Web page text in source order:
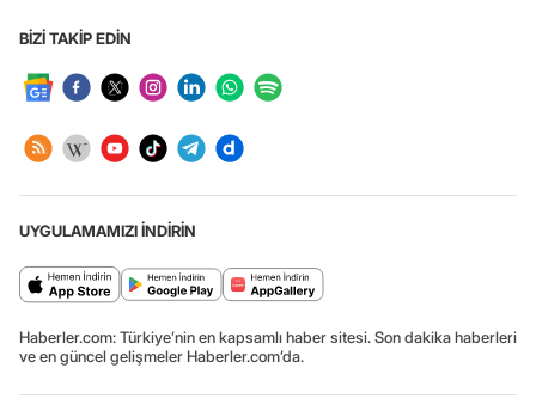
BİZİ TAKİP EDİN
UYGULAMAMIZI İNDİRİN
Haberler.com: Türkiye’nin en kapsamlı haber sitesi. Son dakika haberleri
ve en güncel gelişmeler Haberler.com’da.